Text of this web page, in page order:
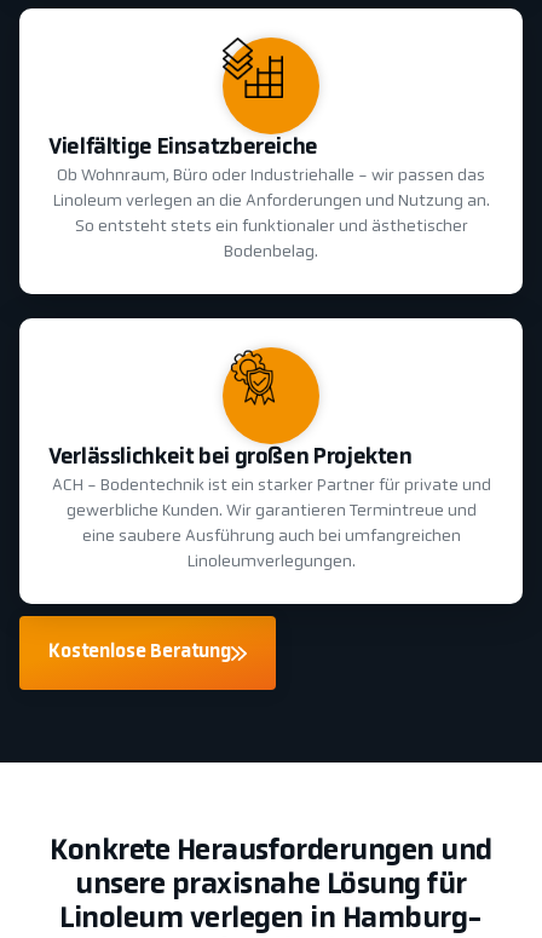
Vielfältige Einsatzbereiche
Ob Wohnraum, Büro oder Industriehalle - wir passen das
Linoleum verlegen an die Anforderungen und Nutzung an.
So entsteht stets ein funktionaler und ästhetischer
Bodenbelag.
Verlässlichkeit bei großen Projekten
ACH - Bodentechnik ist ein starker Partner für private und
gewerbliche Kunden. Wir garantieren Termintreue und
eine saubere Ausführung auch bei umfangreichen
Linoleumverlegungen.
Kostenlose Beratung
Konkrete Herausforderungen und
unsere praxisnahe Lösung für
Linoleum verlegen in Hamburg-